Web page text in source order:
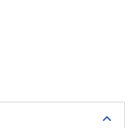
expand_less